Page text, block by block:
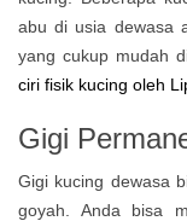
abu di usia dewasa
yang cukup mudah
ciri fisik kucing oleh
Gigi
Gigi kucing dewasa
goyah. Anda bisa